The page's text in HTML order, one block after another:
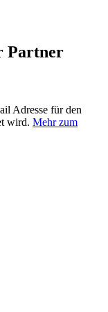
Partner
Adresse für den
wird. Mehr zum